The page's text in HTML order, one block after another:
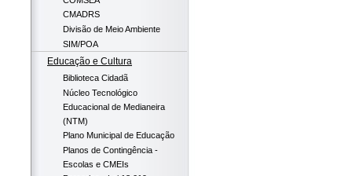
CMADRS
Divisão de Meio Ambiente
SIM/POA
Educação e Cultura
Biblioteca Cidadã
Núcleo Tecnológico
Educacional de Medianeira
(NTM)
Plano Municipal de Educação
Planos de Contingência -
Escolas e CMEIs